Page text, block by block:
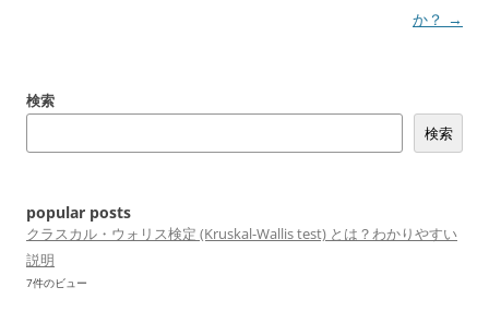
ー
か？ →
検索
検索
popular posts
クラスカル・ウォリス検定 (Kruskal-Wallis test) とは？わかりやすい
説明
7件のビュー